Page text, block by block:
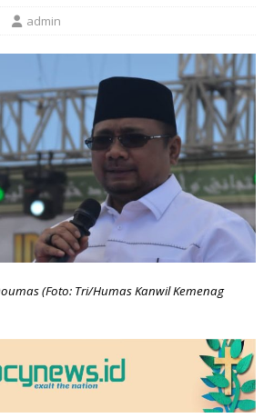
admin
(Foto: Tri/Humas Kanwil Kemenag